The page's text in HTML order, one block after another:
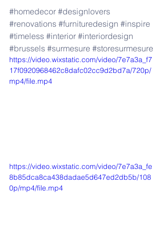
#homedecor #designlovers
#renovations #furnituredesign #inspire
#timeless #interior #interiordesign
#brussels #surmesure #storesurmesure
https://video.wixstatic.com/video/7e7a3a_f7
17f0920968462c8dafc02cc9d2bd7a/720p/
mp4/file.mp4
https://video.wixstatic.com/video/7e7a3a_fe
8b85dca8ca438dadae5d647ed2db5b/108
0p/mp4/file.mp4